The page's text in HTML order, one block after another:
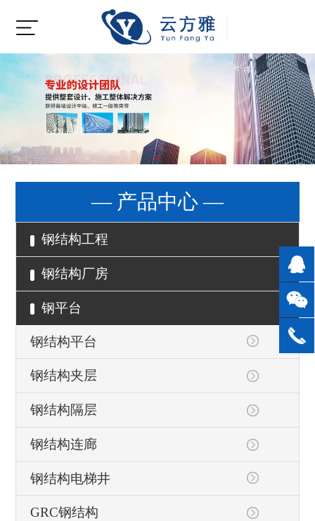
— 产品中心 —
钢结构工程
钢结构厂房
钢平台
钢结构平台
钢结构夹层
钢结构隔层
钢结构连廊
钢结构电梯井
GRC钢结构